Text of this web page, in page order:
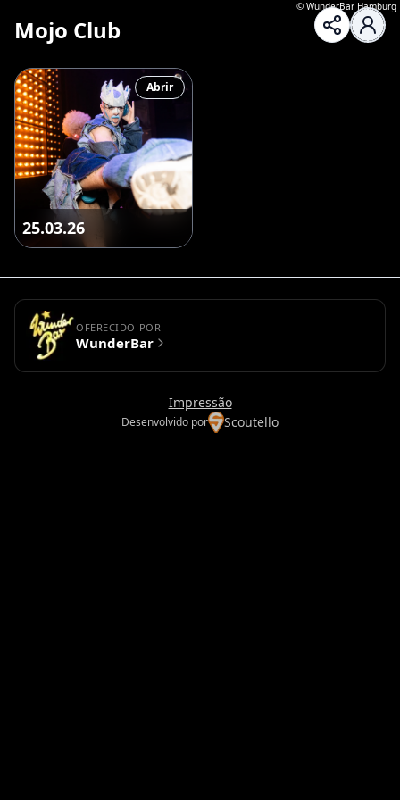
© WunderBar Hamburg
Mojo Club
25.03.26
Abrir
OFERECIDO POR
WunderBar
Impressão
Desenvolvido por Scoutello